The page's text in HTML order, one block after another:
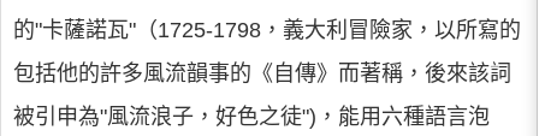
的"卡薩諾瓦"（1725-1798，義大利冒險家，以所寫的
包括他的許多風流韻事的《自傳》而著稱，後來該詞
被引申為"風流浪子，好色之徒")，能用六種語言泡